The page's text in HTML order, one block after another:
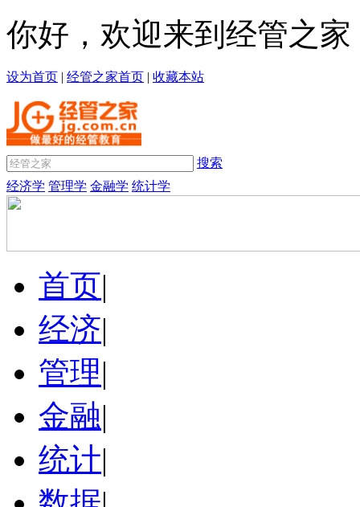
你好，欢迎来到经管之家
设为首页 | 经管之家首页 | 收藏本站
搜索
经济学 管理学 金融学 统计学
首页|
经济|
管理|
金融|
统计|